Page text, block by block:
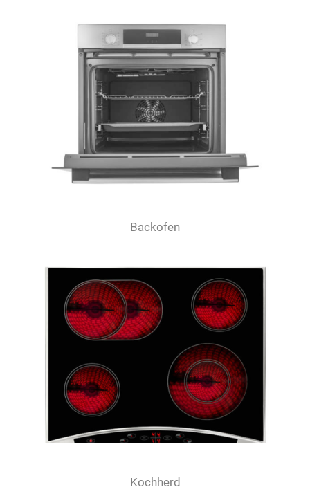
Backofen
Kochherd